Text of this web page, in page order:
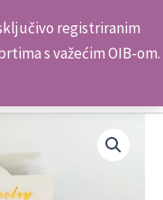
registriranim
s važećim OIB-om.
3891